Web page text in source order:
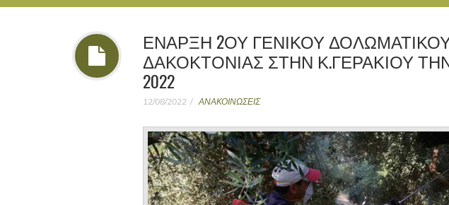
ΈΝΑΡΞΗ 2ΟΥ ΓΕΝΙΚΟΥ
ΔΑΚΟΚΤΟΝΙΑΣ ΣΤΗΝ Κ.ΓΕΡΑΚΙΟΥ
2022
12/08/2022 ΑΝΑΚΟΙΝΩΣΕΙΣ